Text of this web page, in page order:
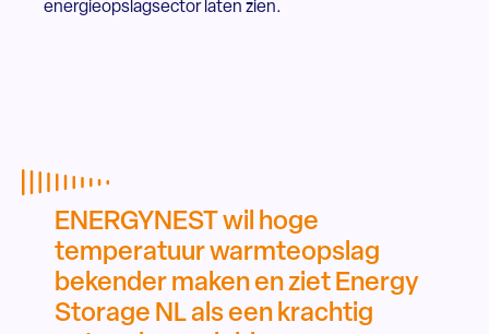
energieopslagsector laten zien.
ENERGYNEST wil hoge
temperatuur warmteopslag
bekender maken en ziet Energy
Storage NL als een krachtig